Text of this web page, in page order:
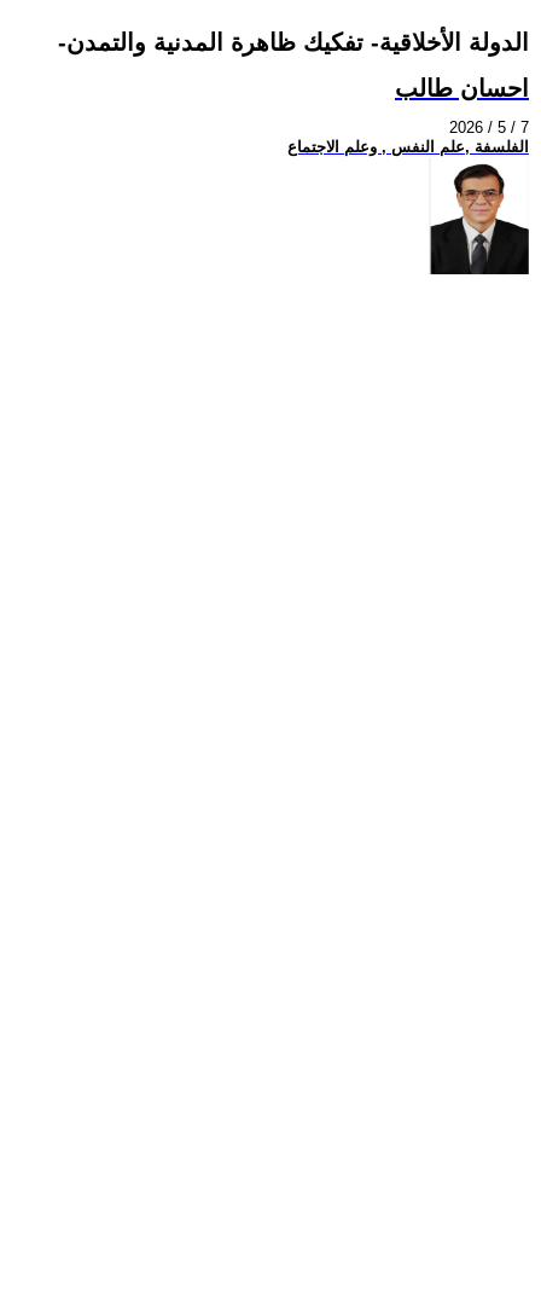
-الدولة الأخلاقية- تفكيك ظاهرة المدنية والتمدن
احسان طالب
2026 / 5 / 7
الفلسفة ,علم النفس , وعلم الاجتماع